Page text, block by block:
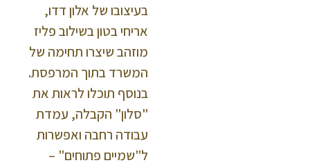
בעיצובו של אלון דדו,
אריחי בטון בשילוב פליז
מוזהב שיצרו תחימה של
המשרד בתוך המרפסת.
בנוסף תוכלו לראות את
"סלון" הקבלה, עמדת
עבודה רחבה ואפשרות
ל"שמיים פתוחים" –